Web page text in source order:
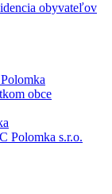
obyvateľov
obce
Polomka s.r.o.